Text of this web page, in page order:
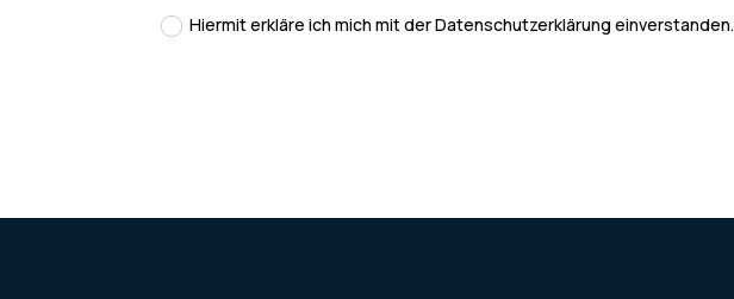
Hiermit erkläre ich mich mit der Datenschutzerklärung einverstanden.